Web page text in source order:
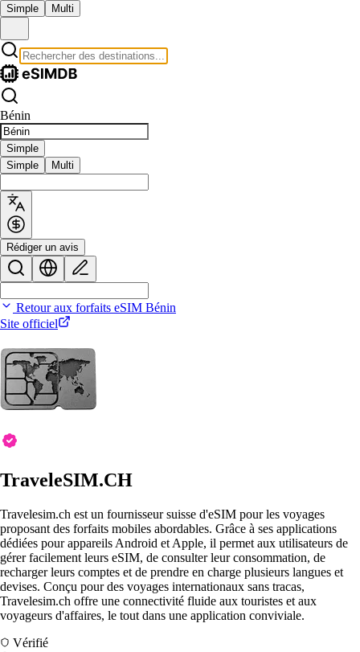
Simple Multi
Bénin
Simple
Simple
Multi
Rédiger un avis
Retour aux forfaits eSIM Bénin
Site officiel
TraveleSIM.CH
Travelesim.ch est un fournisseur suisse d'eSIM pour les voyages
proposant des forfaits mobiles abordables. Grâce à ses applications
dédiées pour appareils Android et Apple, il permet aux utilisateurs de
gérer facilement leurs eSIM, de consulter leur consommation, de
recharger leurs comptes et de prendre en charge plusieurs langues et
devises. Conçu pour des voyages internationaux sans tracas,
Travelesim.ch offre une connectivité fluide aux touristes et aux
voyageurs d'affaires, le tout dans une application conviviale.
Vérifié